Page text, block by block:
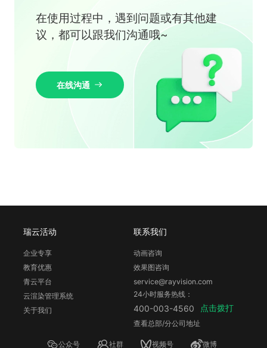
在使用过程中，遇到问题或有其他建
议，都可以跟我们沟通哦~
在线沟通
瑞云活动
企业专享
教育优惠
青云平台
云渲染管理系统
关于我们
联系我们
动画咨询
效果图咨询
service@rayvision.com
24小时服务热线：
400-003-4560 点击拨打
查看总部/分公司地址
公众号 社群 视频号 微博